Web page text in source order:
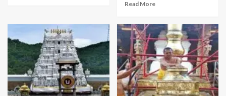
Read More